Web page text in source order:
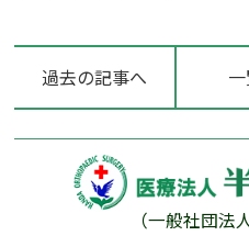
過去の記事へ
（一般社団法